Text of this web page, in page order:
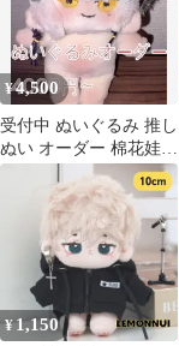
¥4,500
受付中 ぬいぐるみ 推し
ぬい オーダー 棉花娃娃
無属性 オリジナル
¥ 1,150